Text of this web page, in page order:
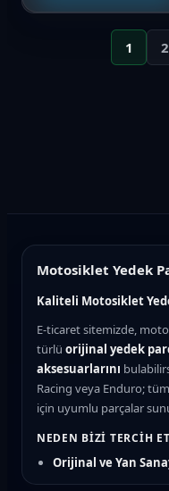
1 2
Motosiklet Yedek
Kaliteli Motosiklet
E-ticaret sitemizde,
türlü orijinal yedek
aksesuarlarını
Racing veya Enduro;
için uyumlu parçalar
NEDEN BIZI TERCIH
Orijinal ve Yan
kalitesinde güvenilir